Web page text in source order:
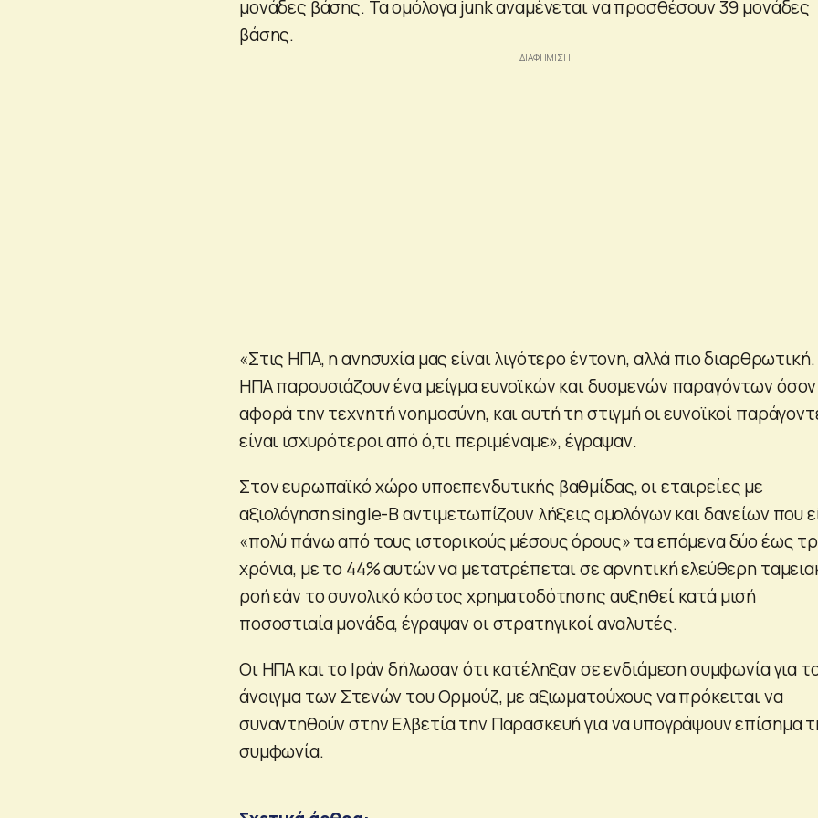
μονάδες βάσης. Τα ομόλογα junk αναμένεται να προσθέσουν 39 μονάδες
βάσης.
«Στις ΗΠΑ, η ανησυχία μας είναι λιγότερο έντονη, αλλά πιο
ΗΠΑ παρουσιάζουν ένα μείγμα ευνοϊκών και δυσμενών παραγόντων όσον
αφορά την τεχνητή νοημοσύνη, και αυτή τη στιγμή οι ευνοϊκοί
είναι ισχυρότεροι από ό,τι περιμέναμε», έγραψαν.
Στον ευρωπαϊκό χώρο υποεπενδυτικής βαθμίδας, οι εταιρείες με
αξιολόγηση single-B αντιμετωπίζουν λήξεις ομολόγων και δανείων που
«πολύ πάνω από τους ιστορικούς μέσους όρους» τα επόμενα δύο έως
χρόνια, με το 44% αυτών να μετατρέπεται σε αρνητική ελεύθερη
ροή εάν το συνολικό κόστος χρηματοδότησης αυξηθεί κατά μισή
ποσοστιαία μονάδα, έγραψαν οι στρατηγικοί αναλυτές.
Οι ΗΠΑ και το Ιράν δήλωσαν ότι κατέληξαν σε ενδιάμεση συμφωνία για
άνοιγμα των Στενών του Ορμούζ, με αξιωματούχους να πρόκειται να
συναντηθούν στην Ελβετία την Παρασκευή για να υπογράψουν επίσημα
συμφωνία.